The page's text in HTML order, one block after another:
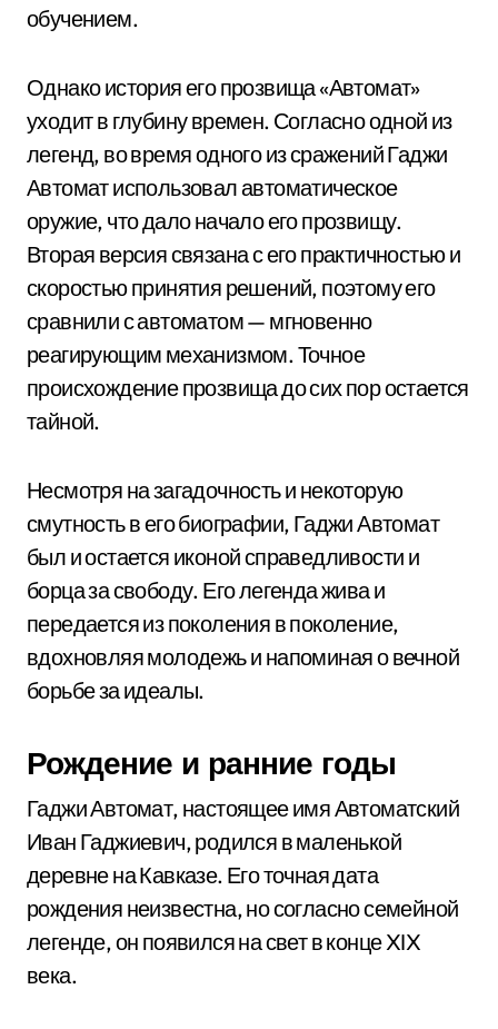
обучением.
Однако история его прозвища «Автомат»
уходит в глубину времен. Согласно одной из
легенд, во время одного из сражений Гаджи
Автомат использовал автоматическое
оружие, что дало начало его прозвищу.
Вторая версия связана с его практичностью и
скоростью принятия решений, поэтому его
сравнили с автоматом — мгновенно
реагирующим механизмом. Точное
происхождение прозвища до сих пор остается
тайной.
Несмотря на загадочность и некоторую
смутность в его биографии, Гаджи Автомат
был и остается иконой справедливости и
борца за свободу. Его легенда жива и
передается из поколения в поколение,
вдохновляя молодежь и напоминая о вечной
борьбе за идеалы.
Рождение и ранние годы
Гаджи Автомат, настоящее имя Автоматский
Иван Гаджиевич, родился в маленькой
деревне на Кавказе. Его точная дата
рождения неизвестна, но согласно семейной
легенде, он появился на свет в конце XIX
века.